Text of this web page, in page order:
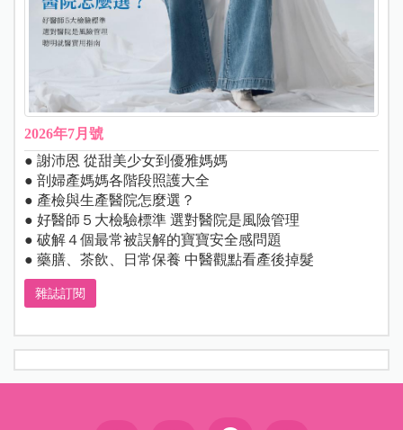
2026年7月號
● 謝沛恩 從甜美少女到優雅媽媽
● 剖婦產媽媽各階段照護大全
● 產檢與生產醫院怎麼選？
● 好醫師５大檢驗標準 選對醫院是風險管理
● 破解４個最常被誤解的寶寶安全感問題
● 藥膳、茶飲、日常保養 中醫觀點看產後掉髮
雜誌訂閱